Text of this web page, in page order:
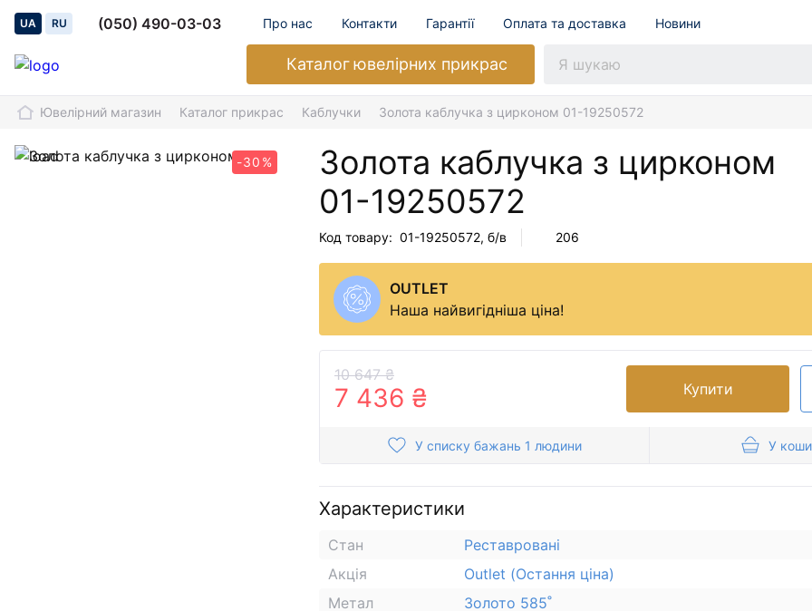
UA RU (050) 490-03-03 Про нас Контакти Гарантії Оплата та доставка Новини
Каталогювелірних прикрас
Ювелірний магазин Каталог прикрас Каблучки Золота каблучка з цирконом 01-19250572
-30%
Золота каблучка з цирконом
01-19250572
Код товару: 01-19250572, б/в 206
OUTLET
Наша найвигідніша ціна!
10 647 ₴
7 436 ₴ Купити
У списку бажань 1 людини У
Характеристики
Стан
Реставровані
Акція
Outlet (Остання ціна)
Метал
Золото 585˚